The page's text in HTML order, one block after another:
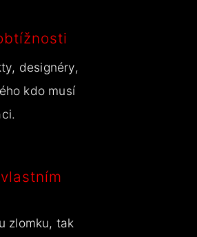
designéry,
kdo musí
zlomku, tak